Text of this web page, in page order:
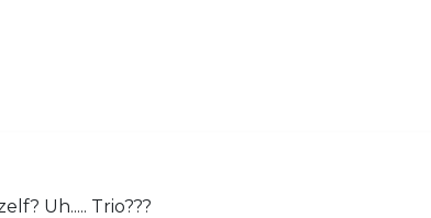
Uh..... Trio???